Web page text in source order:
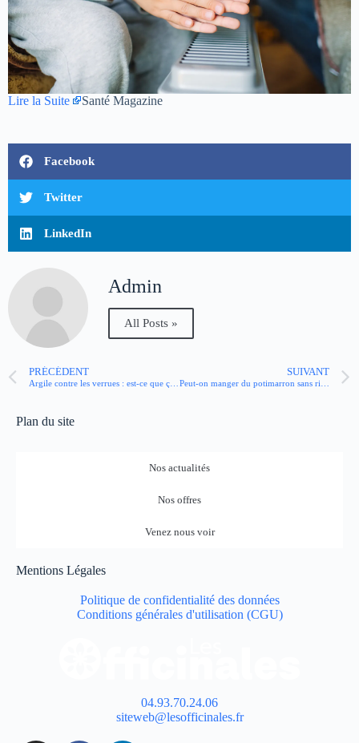
Lire la Suite Santé Magazine
Facebook
Twitter
LinkedIn
Admin
All Posts »
PRÉCÉDENT SUIVANT
Plan du site
Nos actualités
Nos offres
Venez nous voir
Mentions Légales
Politique de confidentialité des données
Conditions générales d'utilisation (CGU)
04.93.70.24.06
siteweb@lesofficinales.fr